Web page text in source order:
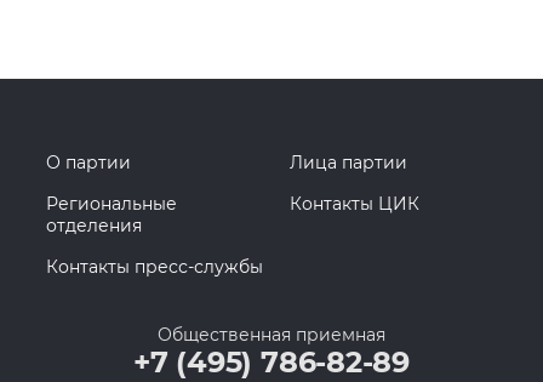
О партии
Лица партии
Региональные
отделения
Контакты ЦИК
Контакты пресс-службы
Общественная приемная
+7 (495) 786-82-89